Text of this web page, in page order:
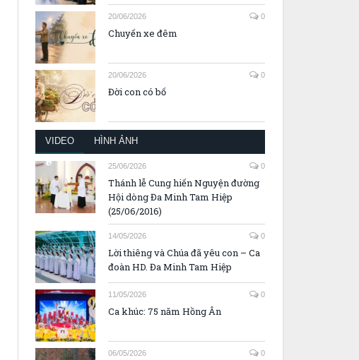
20/06/2026 0
Chuyến xe đêm
20/06/2026 0
Đời con có bố
VIDEO HÌNH ẢNH
25/06/2026 0
Thánh lễ Cung hiến Nguyện đường
Hội dòng Đa Minh Tam Hiệp
(25/06/2016)
14/05/2026 0
Lời thiêng và Chúa đã yêu con – Ca
đoàn HD. Đa Minh Tam Hiệp
11/05/2026 0
Ca khúc: 75 năm Hồng Ân
06/05/2026 0